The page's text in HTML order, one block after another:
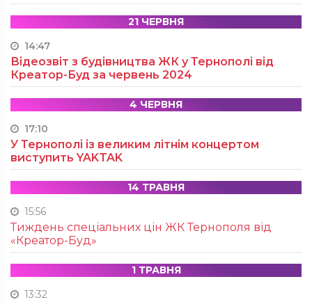
21 ЧЕРВНЯ
14:47
Відеозвіт з будівництва ЖК у Тернополі від
Креатор-Буд за червень 2024
4 ЧЕРВНЯ
17:10
У Тернополі із великим літнім концертом
виступить YAKTAK
14 ТРАВНЯ
15:56
Тиждень спеціальних цін ЖК Тернополя від
«Креатор-Буд»
1 ТРАВНЯ
13:32